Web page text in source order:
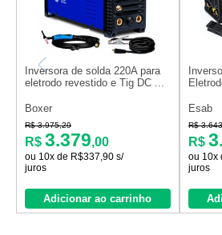
Inversora de solda 220A para
eletrodo revestido e Tig DC ...
Boxer
R$ 3.975,29
R$ 3.379,00
ou 10x de R$337,90 s/
juros
Adicionar ao carrinho
Esab
R$
R$
ou 10x
juros